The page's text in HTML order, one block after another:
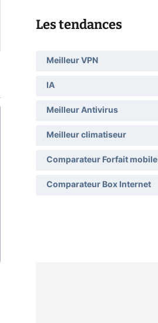
Les tendances
Meilleur VPN
IA
Meilleur Antivirus
Meilleur climatiseur
Comparateur Forfait mobile
Comparateur Box Internet